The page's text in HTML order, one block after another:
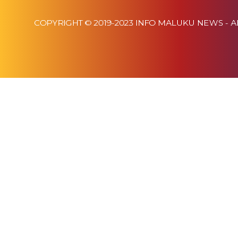
COPYRIGHT © 2019-2023 INFO MALUKU NEWS -